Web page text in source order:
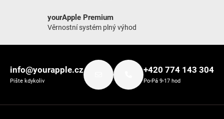
yourApple Premium
Věrnostní systém plný výhod
info@yourapple.cz
Pište kdykoliv
+420 774 143 304
Po-Pá 9-17 hod